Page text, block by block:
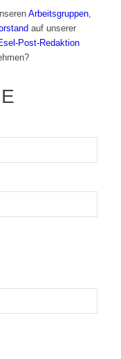
Arbeitsgruppen,
auf unserer
Post-Redaktion